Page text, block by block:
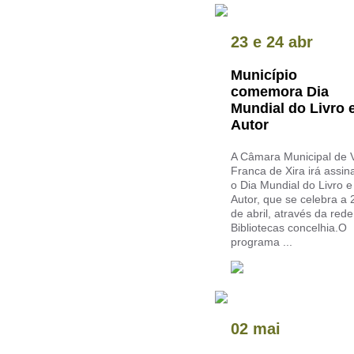
23 e 24 abr
Município
comemora Dia
Mundial do Livro
Autor
A Câmara Municipal de
Franca de Xira irá
o Dia Mundial do Livro
Autor, que se celebra a
de abril, através da
Bibliotecas concelhia.O
programa ...
02 mai